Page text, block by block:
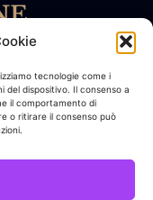
tecnologie come i
del dispositivo. Il consenso a
il comportamento di
o ritirare il consenso può